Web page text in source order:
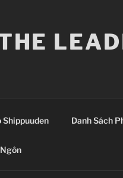
Shippuuden Danh Sách